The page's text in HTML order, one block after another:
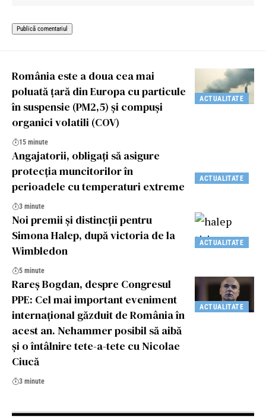
ACTUALITATE
România este a doua cea mai
poluată țară din Europa cu particule
în suspensie (PM2,5) și compuși
organici volatili (COV)
15 minute
ACTUALITATE
Angajatorii, obligați să asigure
protecția muncitorilor în
perioadele cu temperaturi extreme
3 minute
ACTUALITATE
Noi premii și distincții pentru
Simona Halep, după victoria de la
Wimbledon
5 minute
ACTUALITATE
Rareș Bogdan, despre Congresul
PPE: Cel mai important eveniment
internațional găzduit de România în
acest an. Nehammer posibil să aibă
și o întâlnire tete-a-tete cu Nicolae
Ciucă
3 minute